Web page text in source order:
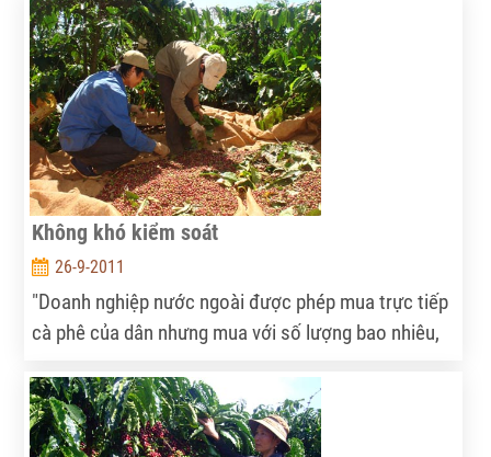
báo Triển lãm Thương mại quốc tế về chăn nuôi, sản
xuất bơ sữa, chế biến thịt và nuôi trồng thủy sản tại
Việt Nam (ILDEX Việt Nam 2012).
Không khó kiểm soát
26-9-2011
"Doanh nghiệp nước ngoài được phép mua trực tiếp
cà phê của dân nhưng mua với số lượng bao nhiêu,
chúng ta".